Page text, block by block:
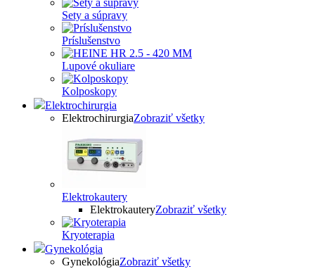
Sety a súpravy
Príslušenstvo
Lupové okuliare
Kolposkopy
Elektrochirurgia
ElektrochirurgiaZobraziť všetky
Elektrokautery
ElektrokauteryZobraziť všetky
Kryoterapia
Gynekológia
GynekológiaZobraziť všetky